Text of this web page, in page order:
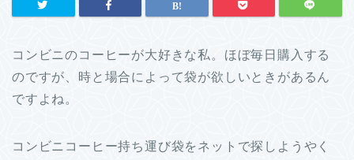
コンビニのコーヒーが大好きな私。ほぼ毎日購入する
のですが、時と場合によって袋が欲しいときがあるん
ですよね。
コンビニコーヒー持ち運び袋をネットで探しようやく